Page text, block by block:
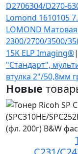
D2706304/D270-
Lomond 1610105
LOMOND
2300/2700/3500/
15K ELP Imaging®|
"Стандарт",
втулка 2"/50,8мм
Новые